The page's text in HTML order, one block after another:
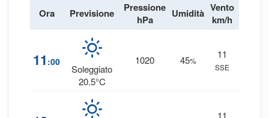
Ora Previsione
Pressione
hPa
Umidità Vento
km/h
11 :00
Soleggiato
20.5°C
1020 45%
11
SSE
11